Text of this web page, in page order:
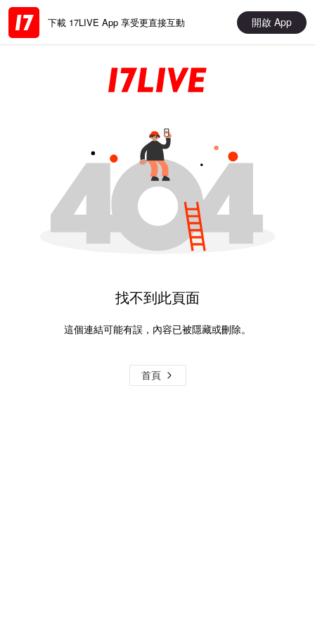
下載 17LIVE App 享受更直接互動 開啟 App
找不到此頁面
這個連結可能有誤，內容已被隱藏或刪除。
首頁